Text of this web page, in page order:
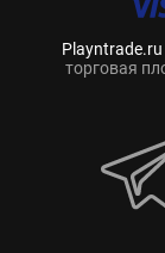
Playntrade.ru
торговая